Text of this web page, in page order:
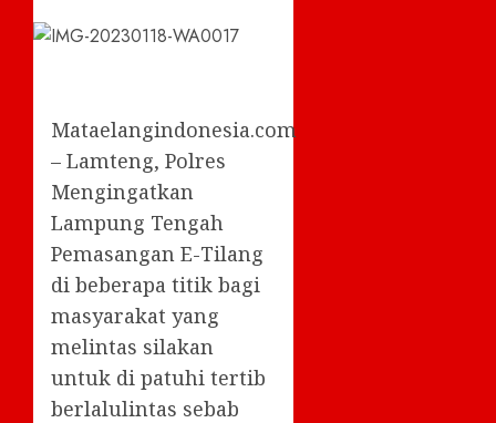
Mataelangindonesia.com
– Lamteng, Polres
Mengingatkan
Lampung Tengah
Pemasangan E-Tilang
di beberapa titik bagi
masyarakat yang
melintas silakan
untuk di patuhi tertib
berlalulintas sebab